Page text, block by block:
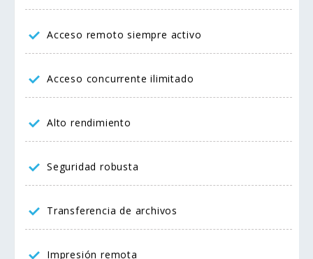
Acceso remoto siempre activo
Acceso concurrente ilimitado
Alto rendimiento
Seguridad robusta
Transferencia de archivos
Impresión remota